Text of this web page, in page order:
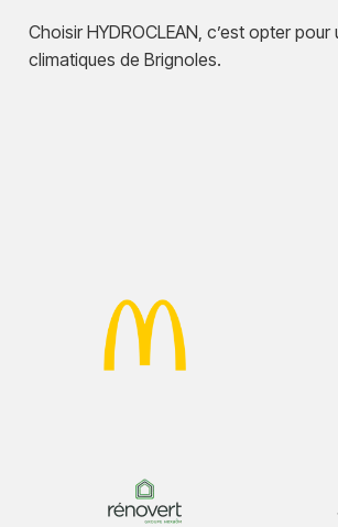
Choisir HYDROCLEAN, c’est opter
climatiques de Brignoles.